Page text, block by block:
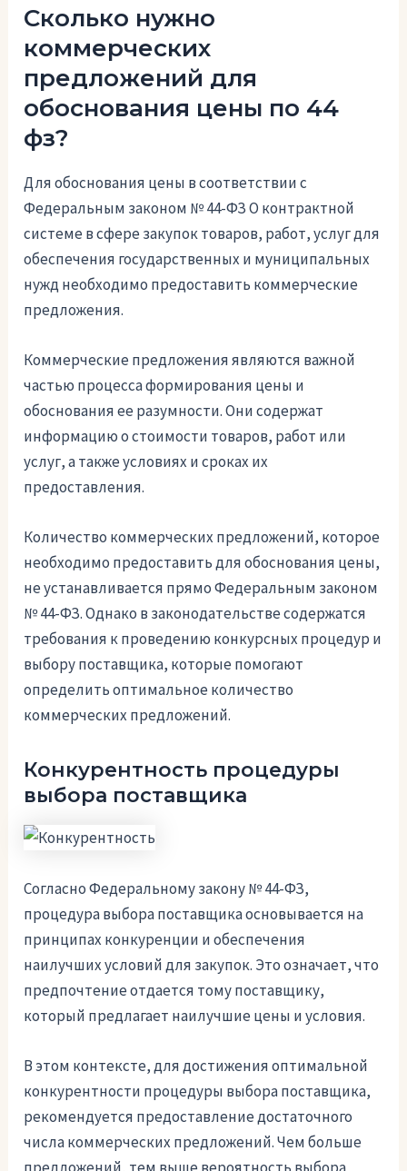
Сколько нужно
коммерческих
предложений для
обоснования цены по 44
фз?
Для обоснования цены в соответствии с
Федеральным законом № 44-ФЗ О контрактной
системе в сфере закупок товаров, работ, услуг для
обеспечения государственных и муниципальных
нужд необходимо предоставить коммерческие
предложения.
Коммерческие предложения являются важной
частью процесса формирования цены и
обоснования ее разумности. Они содержат
информацию о стоимости товаров, работ или
услуг, а также условиях и сроках их
предоставления.
Количество коммерческих предложений, которое
необходимо предоставить для обоснования цены,
не устанавливается прямо Федеральным законом
№ 44-ФЗ. Однако в законодательстве содержатся
требования к проведению конкурсных процедур и
выбору поставщика, которые помогают
определить оптимальное количество
коммерческих предложений.
Конкурентность процедуры
выбора поставщика
Согласно Федеральному закону № 44-ФЗ,
процедура выбора поставщика основывается на
принципах конкуренции и обеспечения
наилучших условий для закупок. Это означает, что
предпочтение отдается тому поставщику,
который предлагает наилучшие цены и условия.
В этом контексте, для достижения оптимальной
конкурентности процедуры выбора поставщика,
рекомендуется предоставление достаточного
числа коммерческих предложений. Чем больше